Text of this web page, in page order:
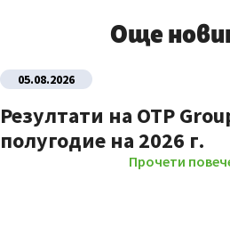
Още
05.08.2026
Резултати на OTP
полугодие на 2026 г.
Прочети